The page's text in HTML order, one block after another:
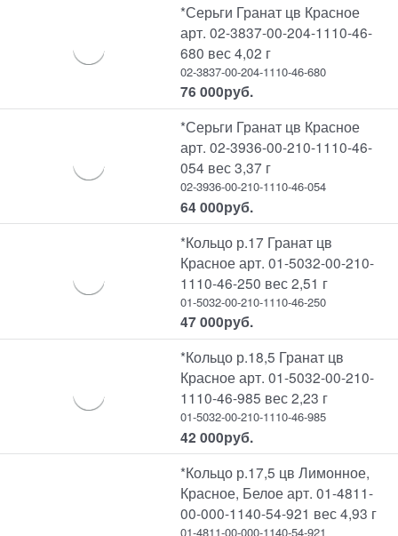
*Серьги Гранат цв Красное
арт. 02-3837-00-204-1110-46-
680 вес 4,02 г
02-3837-00-204-1110-46-680
76 000руб.
*Серьги Гранат цв Красное
арт. 02-3936-00-210-1110-46-
054 вес 3,37 г
02-3936-00-210-1110-46-054
64 000руб.
*Кольцо р.17 Гранат цв
Красное арт. 01-5032-00-210-
1110-46-250 вес 2,51 г
01-5032-00-210-1110-46-250
47 000руб.
*Кольцо р.18,5 Гранат цв
Красное арт. 01-5032-00-210-
1110-46-985 вес 2,23 г
01-5032-00-210-1110-46-985
42 000руб.
*Кольцо р.17,5 цв Лимонное,
Красное, Белое арт. 01-4811-
00-000-1140-54-921 вес 4,93 г
01-4811-00-000-1140-54-921